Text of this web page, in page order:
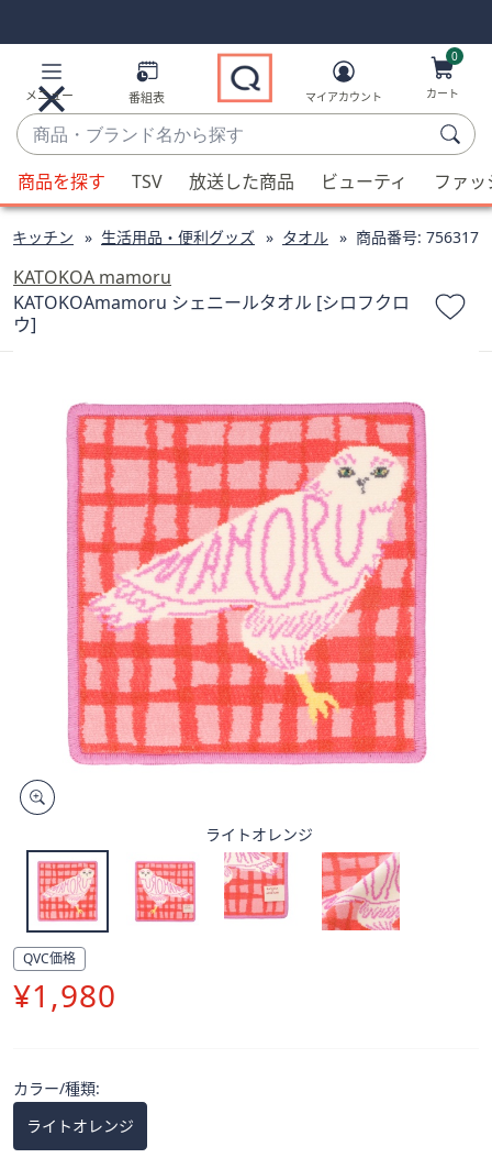
Links
Links2
メニュー 番組表
商
品・
ブ
ラ
ン
名
か
ら
候
補
利
用
可
能
デ
バ
ス
右
に
ス
ワ
し
て
閲
マイアカウント
0
カート
商品を探す TSV 放送した商品 ビューティ ファ
キッチン 生活用品・便利グッズ タオル 商品番号: 756317
KATOKOA mamoru
KATOKOAmamoru シェニールタオル [シロフクロ
ウ]
ライトオレンジ
QVC価格
削
¥1,980
カラー/種類:
ライトオレンジ